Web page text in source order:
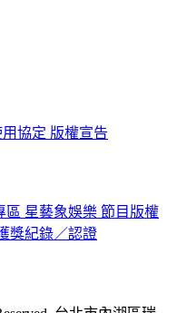
協定 版權宣告
區 星藝象娛樂 節目版權
獎紀錄／認證